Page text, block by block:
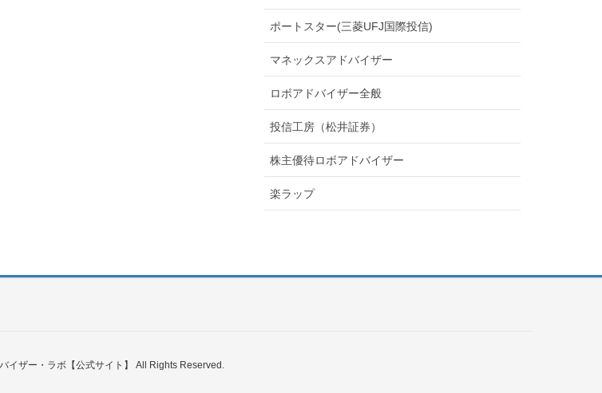
ポートスター(三菱UFJ国際投信)
マネックスアドバイザー
ロボアドバイザー全般
投信工房（松井証券）
株主優待ロボアドバイザー
楽ラップ
イザー・ラボ【公式サイト】 All Rights Reserved.